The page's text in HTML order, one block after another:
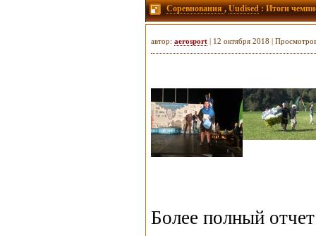
Соревнования,Uudised: Итоги
автор: aerosport | 12 октября 2018 |
Более полный